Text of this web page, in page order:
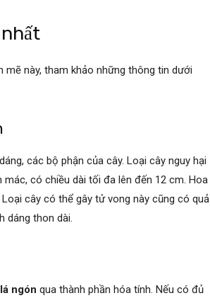
này, tham khảo những thông tin dưới
các bộ phận của cây. Loại cây nguy hại
có chiều dài tối đa lên đến 12 cm. Hoa
cây có thể gây tử vong này cũng có quả
dáng thon dài.
lá ngón qua thành phần hóa tính. Nếu có đủ